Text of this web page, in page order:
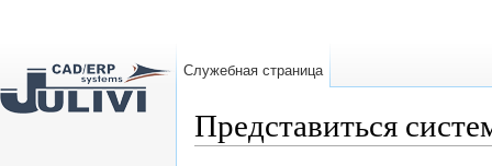
Представиться
Служебная страница